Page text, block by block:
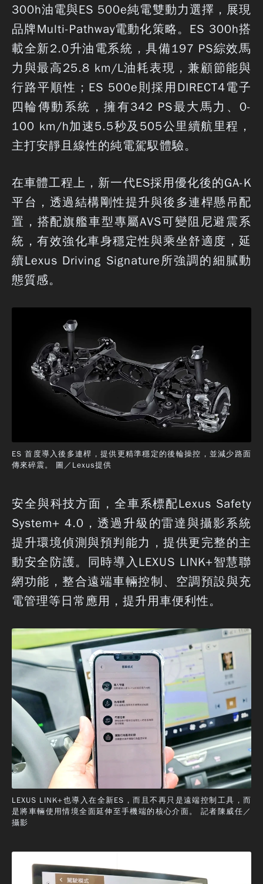
300h油電與ES 500e純電雙動力選擇，展現
品牌Multi-Pathway電動化策略。ES 300h搭
載全新2.0升油電系統，具備197 PS綜效馬
力與最高25.8 km/L油耗表現，兼顧節能與
行路平順性；ES 500e則採用DIRECT4電子
四輪傳動系統，擁有342 PS最大馬力、0-
100 km/h加速5.5秒及505公里續航里程，
主打安靜且線性的純電駕馭體驗。
在車體工程上，新一代ES採用優化後的GA-K
平台，透過結構剛性提升與後多連桿懸吊配
置，搭配旗艦車型專屬AVS可變阻尼避震系
統，有效強化車身穩定性與乘坐舒適度，延
續Lexus Driving Signature所強調的細膩動
態質感。
ES 首度導入後多連桿，提供更精準穩定的後輪操控，並減少路面
傳來碎震。 圖／Lexus提供
安全與科技方面，全車系標配Lexus Safety
System+ 4.0，透過升級的雷達與攝影系統
提升環境偵測與預判能力，提供更完整的主
動安全防護。同時導入LEXUS LINK+智慧聯
網功能，整合遠端車輛控制、空調預設與充
電管理等日常應用，提升用車便利性。
LEXUS LINK+也導入在全新ES，而且不再只是遠端控制工具，而
是將車輛使用情境全面延伸至手機端的核心介面。 記者陳威任／
攝影